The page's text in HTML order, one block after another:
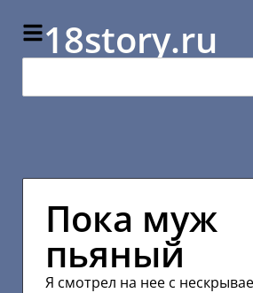
18story.ru
Пока муж
пьяный
Я смотрел на нее с